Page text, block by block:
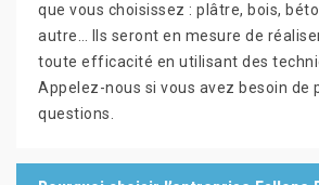
que vous choisissez : plâtre, bois,
autre… Ils seront en mesure de
toute efficacité en utilisant des
Appelez-nous si vous avez besoin de
questions.